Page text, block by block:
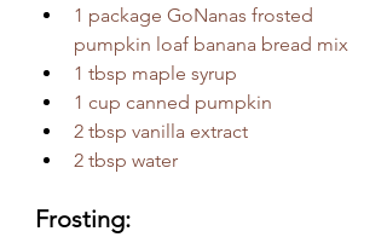
1 package GoNanas frosted
pumpkin loaf banana bread mix
1 tbsp maple syrup
1 cup canned pumpkin
2 tbsp vanilla extract
2 tbsp water
Frosting: